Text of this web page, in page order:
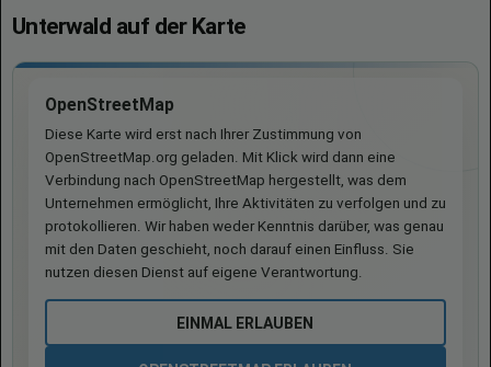
Unterwald auf der Karte
OpenStreetMap
Diese Karte wird erst nach Ihrer Zustimmung von
OpenStreetMap.org geladen. Mit Klick wird dann eine
Verbindung nach OpenStreetMap hergestellt, was dem
Unternehmen ermöglicht, Ihre Aktivitäten zu verfolgen und zu
protokollieren. Wir haben weder Kenntnis darüber, was genau
mit den Daten geschieht, noch darauf einen Einfluss. Sie
nutzen diesen Dienst auf eigene Verantwortung.
EINMAL ERLAUBEN